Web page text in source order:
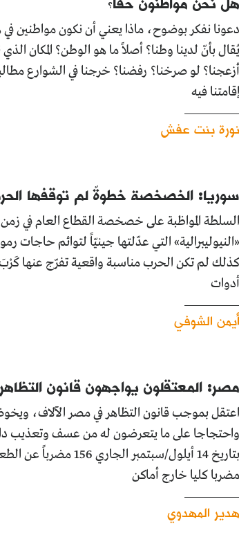
يُقال بأنّ لدينا وطنا؟ أصلاً ما هو الوطن؟ المكان
أزعجنا؟ لو صرخنا؟ رفضنا؟ خرجنا في الشوارع
إقامتنا فيه
نورة بنت عفش
سوريا: الخصخصة خطوةٌ لم توقفها
السلطة المواظبة على خصخصة القطاع العام في
«النيوليبرالية» التي عدّلتها جينيّاً لتوائم حاجات
كذلك لم تكن الحرب مناسبة واقعية تفرّج عنها كَرْبَ
أدوات
أيمن الشوفي
مصر: المعتقلون يواجهون قانون التظاهر
واحتجاجا على ما يتعرضون له من عسف وتعذيب
مضربا كليا خارج أماكن
هدير المهدوي